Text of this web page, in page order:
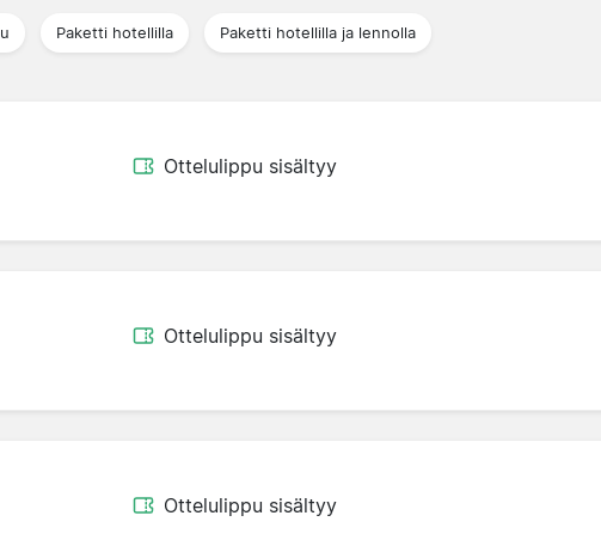
Paketti hotellilla Paketti hotellilla ja lennolla
Ottelulippu sisältyy
Ottelulippu sisältyy
Ottelulippu sisältyy